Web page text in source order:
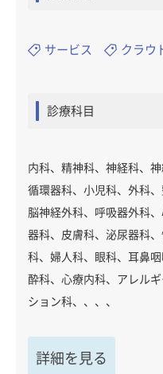
サービス クラウ
診療科目
内科、精神科、神経科、
循環器科、小児科、外科
脳神経外科、呼吸器外科
器科、皮膚科、泌尿器科
科、婦人科、眼科、耳鼻
酔科、心療内科、アレル
ション科、、、、
詳細を見る